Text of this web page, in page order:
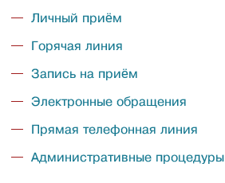
Личный приём
Горячая линия
Запись на приём
Электронные обращения
Прямая телефонная линия
Административные процедуры